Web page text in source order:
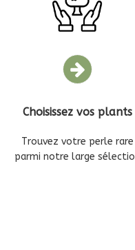
Choisissez vos plants
Trouvez votre perle rare
parmi notre large